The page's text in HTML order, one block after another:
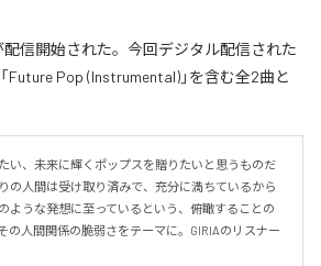
配信開始された。今回デジタル配信された
Future Pop (Instrumental)」を含む全2曲と
い、未来に輝くポップスを贈りたいと思うものだ
の人間は受け取り済みで、充分に満ちているから
ような発想に至っているという、俯瞰することの
の人間関係の脆弱さをテーマに。GIRIAのリスナー